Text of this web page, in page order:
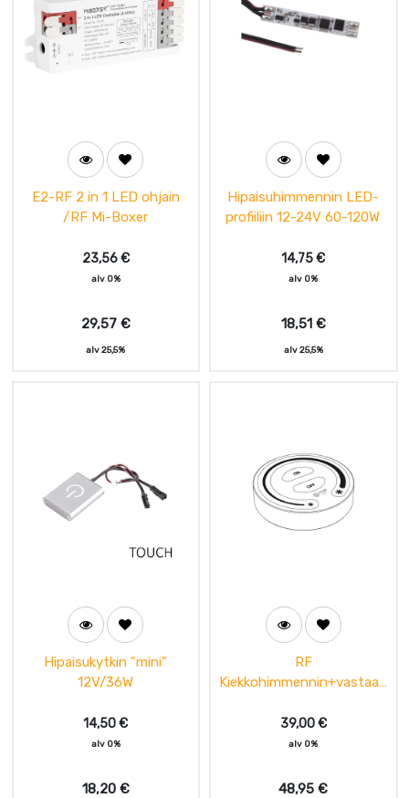
E2-RF 2 in 1 LED ohjain
/RF Mi-Boxer
23,56€
alv 0%
29,57€
alv 25,5%
Hipaisuhimmennin LED-
profiiliin 12-24V 60-120W
14,75€
alv 0%
18,51€
alv 25,5%
Hipaisukytkin "mini"
12V/36W
14,50€
alv 0%
18,20€
RF
Kiekkohimmennin+vastaan
39,00€
alv 0%
48,95 €